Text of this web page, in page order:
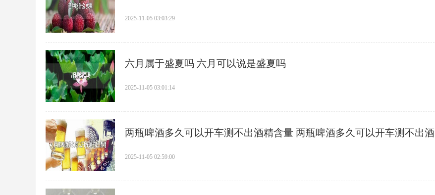
2025-11-05 03:03:29
​六月属于盛夏吗 六月可以说是盛夏吗
2025-11-05 03:01:14
​两瓶啤酒多久可以开车测不出酒精含量 两瓶啤酒多久可以开车测不出酒
2025-11-05 02:59:00